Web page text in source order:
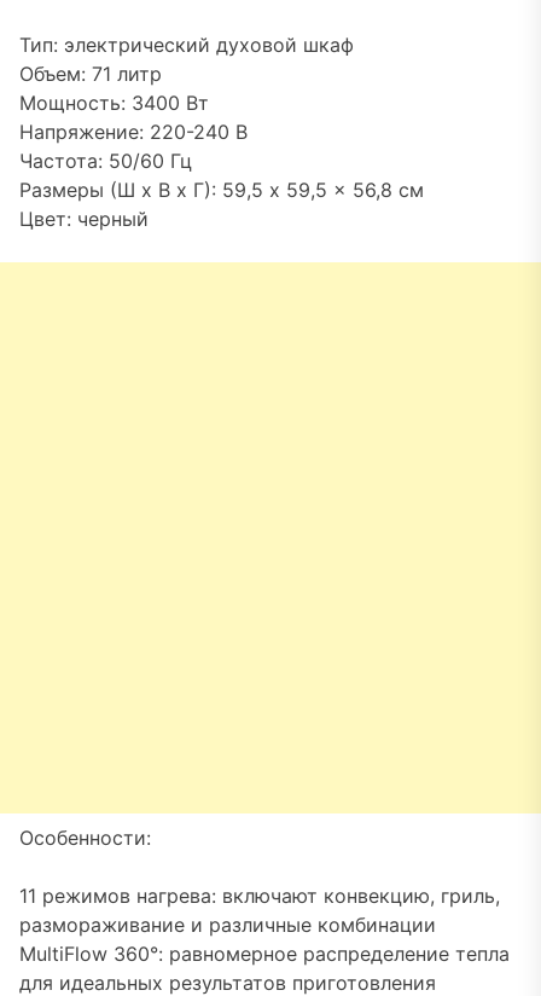
Тип: электрический духовой шкаф
Объем: 71 литр
Мощность: 3400 Вт
Напряжение: 220-240 В
Частота: 50/60 Гц
Размеры (Ш x В x Г): 59,5 x 59,5 x 56,8 см
Цвет: черный
Особенности:
11 режимов нагрева: включают конвекцию, гриль,
размораживание и различные комбинации
MultiFlow 360°: равномерное распределение тепла
для идеальных результатов приготовления